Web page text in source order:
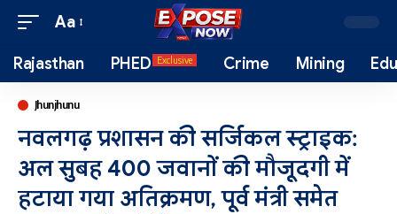
Aa
Rajasthan PHED Exclusive Crime Mining
Jhunjhunu
नवलगढ़ प्रशासन की सर्जिकल स्ट्राइक:
अल सुबह 400 जवानों की मौजूदगी में
हटाया गया अतिक्रमण, पूर्व मंत्री समेत